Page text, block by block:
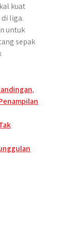
kuat
liga.
untuk
sepak
,